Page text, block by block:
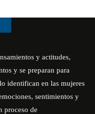
y actitudes,
y se preparan para
identifican en las mujeres
sentimientos y
proceso de